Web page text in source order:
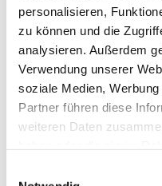
personalisieren,
zu können und die
analysieren. Außerdem
Verwendung unserer
soziale Medien,
Partner führen diese
weiteren Daten
Arbeiten
Bei Südkälte bist Du
genauso wirst auch
gegenseitiger
Dein Einsatz wird
vom Chef. Wir hören
klar: wir feiern gute